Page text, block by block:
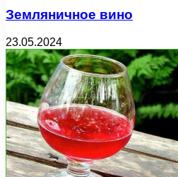
Земляничное вино
23.05.2024